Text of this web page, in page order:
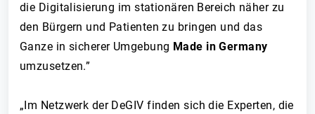
die Digitalisierung im stationären Bereich näher zu
den Bürgern und Patienten zu bringen und das
Ganze in sicherer Umgebung Made in Germany
umzusetzen.”
„Im Netzwerk der DeGIV finden sich die Experten, die